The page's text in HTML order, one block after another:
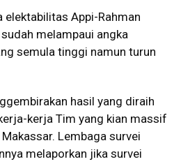
elektabilitas Appi-Rahman
melampaui angka
semula tinggi namun turun
hasil yang diraih
kerja Tim yang kian massif
Lembaga survei
melaporkan jika survei